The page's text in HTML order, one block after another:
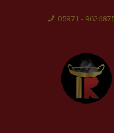
05971 -